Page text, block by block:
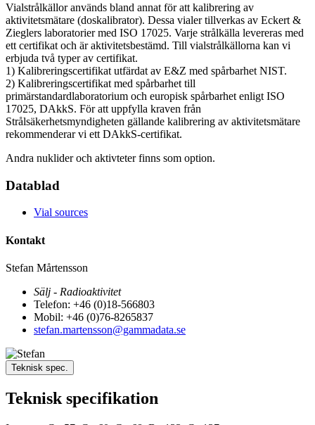
Vialstrålkällor används bland annat för att kalibrering av
aktivitetsmätare (doskalibrator). Dessa vialer tillverkas av Eckert &
Zieglers laboratorier med ISO 17025. Varje strålkälla levereras med
ett certifikat och är aktivitetsbestämd. Till vialstrålkällorna kan vi
erbjuda två typer av certifikat.
1) Kalibreringscertifikat utfärdat av E&Z med spårbarhet NIST.
2) Kalibreringscertifikat med spårbarhet till
primärstandardlaboratorium och europisk spårbarhet enligt ISO
17025, DAkkS. För att uppfylla kraven från
Strålsäkerhetsmyndigheten gällande kalibrering av aktivitetsmätare
rekommenderar vi ett DAkkS-certifikat.
Andra nuklider och aktivteter finns som option.
Datablad
Vial sources
Kontakt
Stefan Mårtensson
Sälj - Radioaktivitet
Telefon: +46 (0)18-566803
Mobil: +46 (0)76-8265837
stefan.martensson@gammadata.se
Teknisk spec.
Teknisk specifikation